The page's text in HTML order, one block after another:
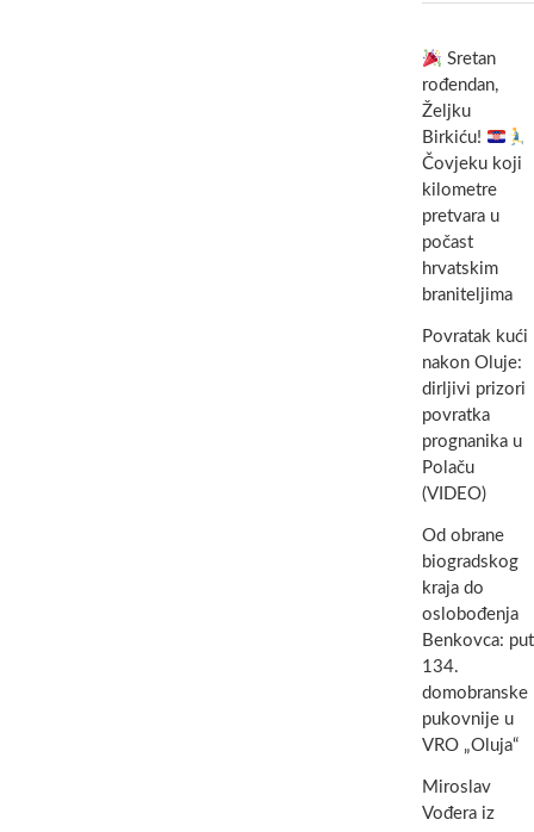
Sretan
rođendan,
Željku
Birkiću!
Čovjeku koji
kilometre
pretvara u
počast
hrvatskim
braniteljima
Povratak kući
nakon Oluje:
dirljivi prizori
povratka
prognanika u
Polaču
(VIDEO)
Od obrane
biogradskog
kraja do
oslobođenja
Benkovca: put
134.
domobranske
pukovnije u
VRO „Oluja“
Miroslav
Vođera iz